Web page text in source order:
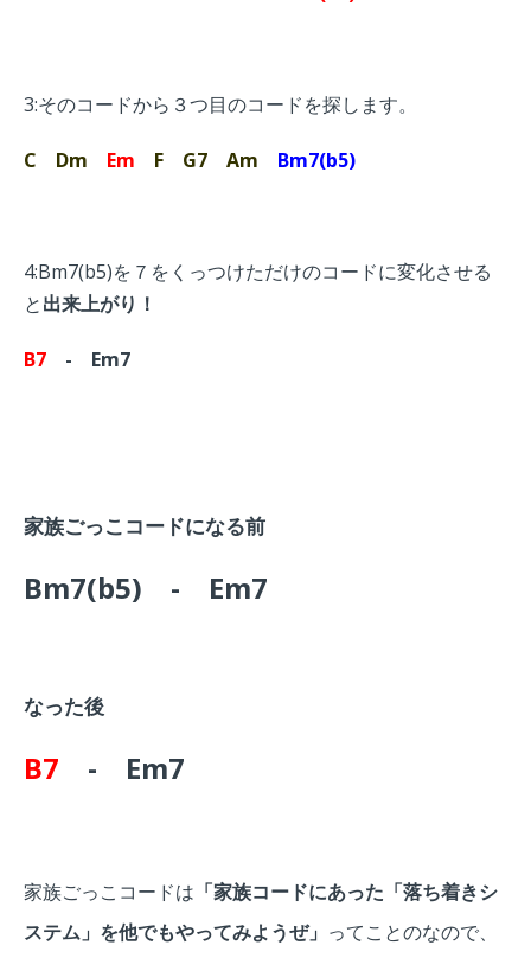
3:そのコードから３つ目のコードを探します。
C Dm Em F G7 Am Bm7(b5)
4:Bm7(b5)を７をくっつけただけのコードに変化させる
と出来上がり！
B7 - Em7
家族ごっこコードになる前
Bm7(b5) - Em7
なった後
B7 - Em7
家族ごっこコードは 「家族コードにあった「落ち着きシ
ステム」を他でもやってみようぜ」 ってことのなので、